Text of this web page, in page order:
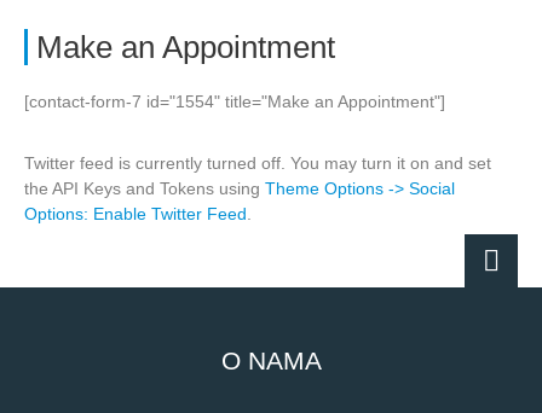
Make an Appointment
[contact-form-7 id="1554" title="Make an Appointment"]
Twitter feed is currently turned off. You may turn it on and set
the API Keys and Tokens using Theme Options -> Social
Options: Enable Twitter Feed.
O NAMA